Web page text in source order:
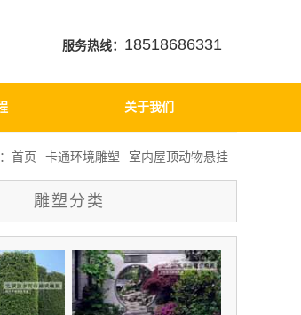
服务热线： 18518686331
关于我们
首页 卡通环境雕塑 室内屋顶动物悬挂
雕塑分类